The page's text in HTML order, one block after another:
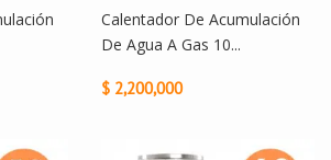
Calentador De Acumulación
De Agua A Gas 10...
$ 2,200,000